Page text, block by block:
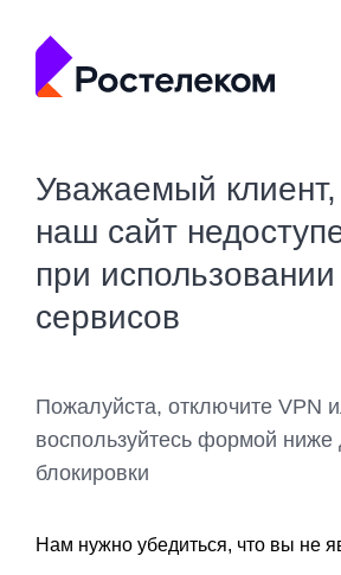
Уважаемый клиент,
наш сайт
при
сервисов
Пожалуйста, отключите VPN
воспользуйтесь формой ниже
блокировки
Нам нужно убедиться, что вы не